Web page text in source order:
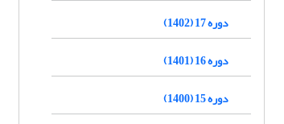
دوره 17 (1402)
دوره 16 (1401)
دوره 15 (1400)